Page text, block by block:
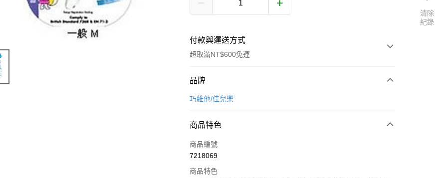
付款與運送方式
超取滿NT$600免運
付款方式
信用卡一次付款
Apple Pay
街口支付
品牌
巧維他/佳兒樂
商品特色
商品編號
7218069
商品特色
清除
紀錄